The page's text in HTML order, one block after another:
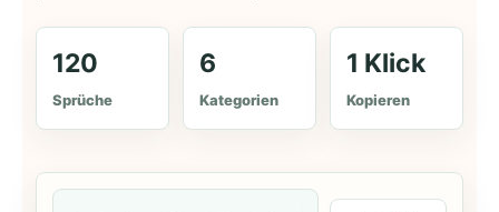
120
Sprüche
6
Kategorien
1 Klick
Kopieren